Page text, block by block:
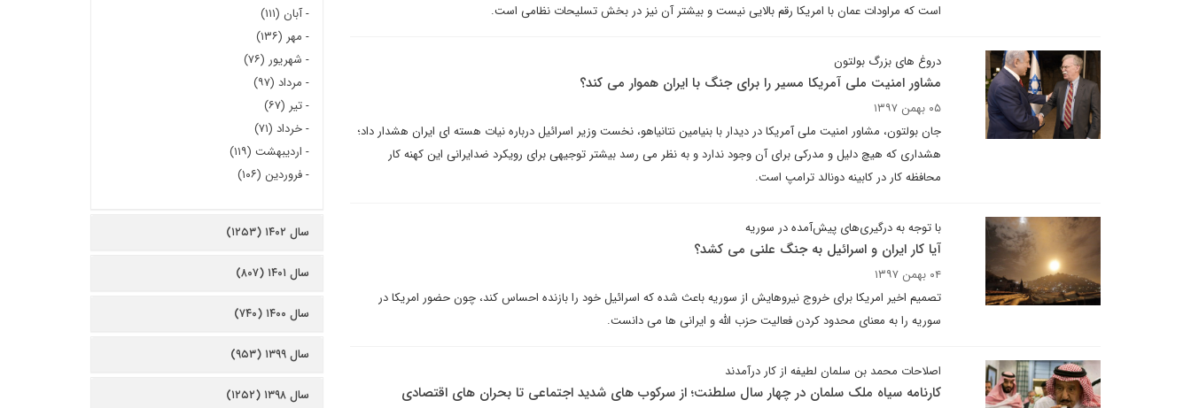
است که مراودات عمان با امریکا رقم بالایی نیست و بیشتر آن نیز در بخش تسلیحات نظامی است.
دروغ های بزرگ بولتون
مشاور امنیت ملی آمریکا مسیر را برای جنگ با ایران هموار می کند؟
۰۵ بهمن ۱۳۹۷
جان بولتون، مشاور امنیت ملی آمریکا در دیدار با بنیامین نتانیاهو، نخست وزیر اسرائیل درباره نیات هسته ای ایران هشدار داد؛
هشداری که هیچ دلیل و مدرکی برای آن وجود ندارد و به نظر می رسد بیشتر توجیهی برای رویکرد ضدایرانی این کهنه کار
محافظه کار در کابینه دونالد ترامپ است.
با توجه به درگیری‌های پیش‌آمده در سوریه
آیا کار ایران و اسرائیل به جنگ علنی می کشد؟
۰۴ بهمن ۱۳۹۷
تصمیم اخیر امریکا برای خروج نیروهایش از سوریه باعث شده که اسرائیل خود را بازنده احساس کند، چون حضور امریکا در
سوریه را به معنای محدود کردن فعالیت حزب الله و ایرانی ها می دانست.
اصلاحات محمد بن سلمان لطیفه از کار درآمدند
کارنامه سیاه ملک سلمان در چهار سال سلطنت؛ از سرکوب های شدید اجتماعی تا بحران های اقتصادی
-آبان (۱۱۱)
- مهر (۱۳۶)
- شهریور (۷۶)
- مرداد (۹۷)
-تیر (۶۷)
-خرداد (۷۱)
- اردیبهشت (۱۱۹)
-فروردین (۱۰۶)
سال ۱۴۰۲ (۱۲۵۳)
سال ۱۴۰۱ (۸۰۷)
سال ۱۴۰۰ (۷۴۰)
سال ۱۳۹۹ (۹۵۳)
سال ۱۳۹۸ (۱۲۵۲)